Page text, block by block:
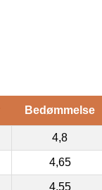
Bedømmelse
4,8
4,65
4,55